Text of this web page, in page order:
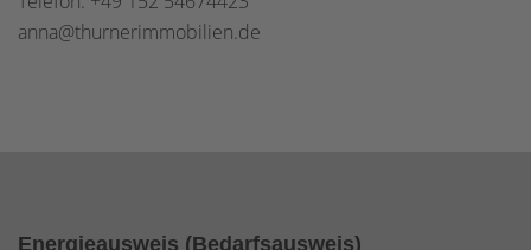
anna@thurnerimmobilien.de
Energieausweis (Bedarfsausweis)